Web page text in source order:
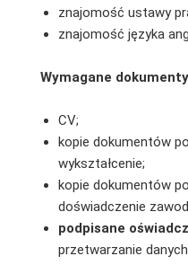
znajomość ustawy
znajomość języka
Wymagane
CV;
kopie dokumentów
wykształcenie;
kopie dokumentów
doświadczenie
podpisane
przetwarzanie